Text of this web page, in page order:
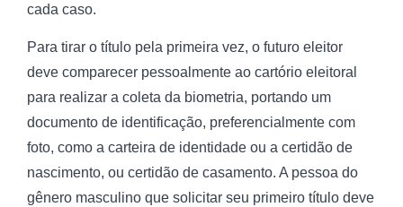
cada caso.
Para tirar o título pela primeira vez, o futuro eleitor
deve comparecer pessoalmente ao cartório eleitoral
para realizar a coleta da biometria, portando um
documento de identificação, preferencialmente com
foto, como a carteira de identidade ou a certidão de
nascimento, ou certidão de casamento. A pessoa do
gênero masculino que solicitar seu primeiro título deve